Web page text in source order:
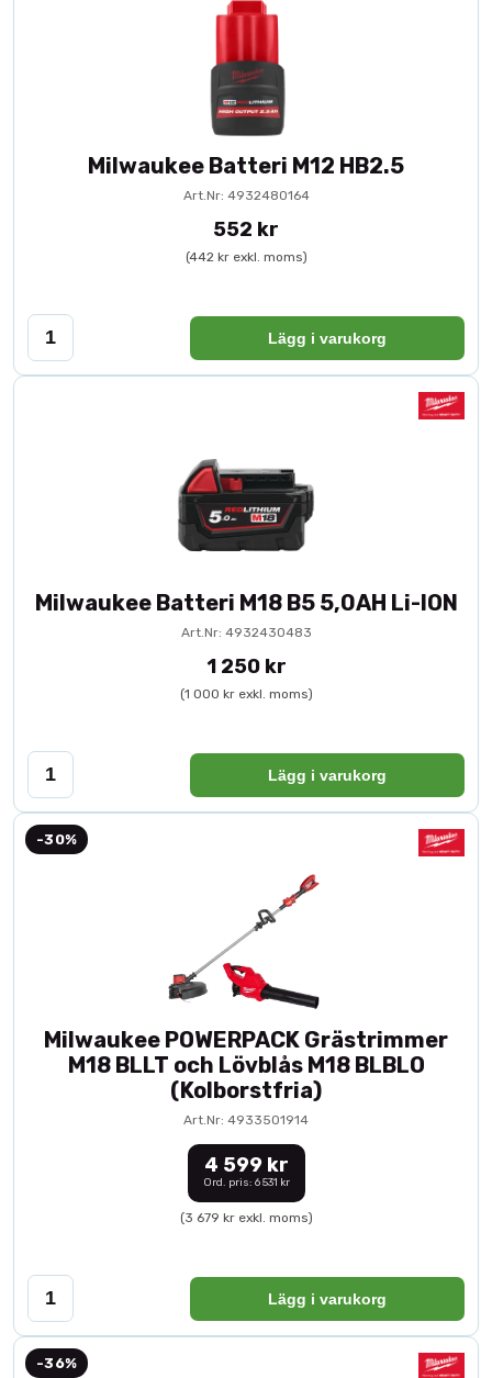
Milwaukee Batteri M12 HB2.5
Art.Nr: 4932480164
552 kr
(442 kr exkl. moms)
Lägg i varukorg
Milwaukee Batteri M18 B5 5,0AH Li-ION
Art.Nr: 4932430483
1 250 kr
(1 000 kr exkl. moms)
Lägg i varukorg
-30%
Milwaukee POWERPACK Grästrimmer
M18 BLLT och Lövblås M18 BLBLO
(Kolborstfria)
Art.Nr: 4933501914
4 599 kr
Ord. pris: 6 531 kr
(3 679 kr exkl. moms)
Lägg i varukorg
-36%